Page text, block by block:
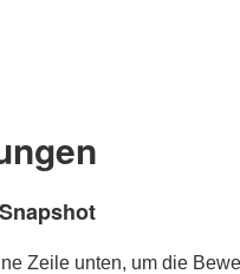
Zeile unten, um die